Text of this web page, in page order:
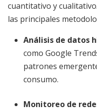
cuantitativo y
las principales
Análisis de datos
como Google
patrones
consumo.
Monitoreo de